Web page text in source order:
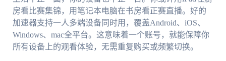
房看比赛集锦，用笔记本电脑在书房看正赛直播。好的
加速器支持一人多端设备同时用，覆盖Android、iOS、
Windows、mac全平台。这意味着一个账号，就能保障你
所有设备上的观看体验，无需重复购买或频繁切换。